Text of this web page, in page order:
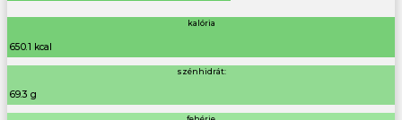
kalória
650.1 kcal
szénhidrát:
69.3 g